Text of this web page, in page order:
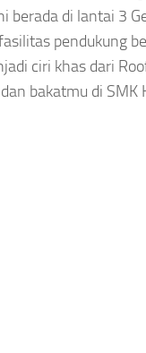
berada di lantai 3
pendukung
ciri khas dari
bakatmu di SMK